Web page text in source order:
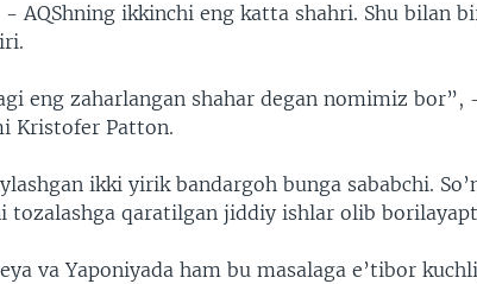
- AQShning ikkinchi eng katta shahri. Shu bilan
eng zaharlangan shahar degan nomimiz bor”,
Kristofer Patton.
ikki yirik bandargoh bunga sababchi.
tozalashga qaratilgan jiddiy ishlar olib
va Yaponiyada ham bu masalaga e’tibor